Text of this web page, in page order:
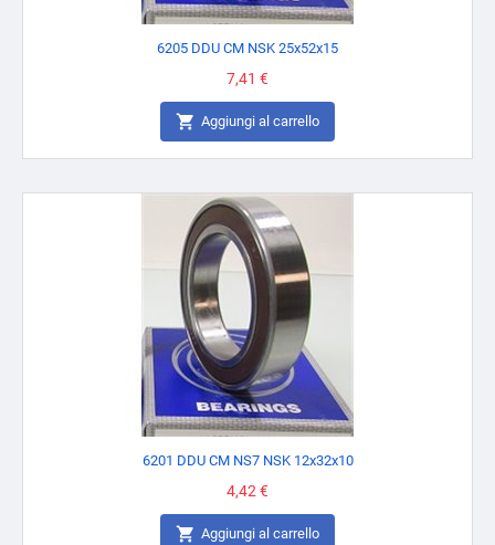
6205 DDU CM NSK 25x52x15
Prezzo
7,41 €
 Aggiungi al carrello
6201 DDU CM NS7 NSK 12x32x10
Prezzo
4,42 €
 Aggiungi al carrello